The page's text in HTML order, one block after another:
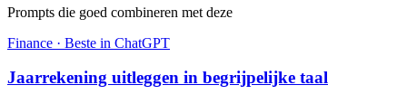
Prompts die goed combineren met deze
Finance · Beste in ChatGPT
Jaarrekening uitleggen in begrijpelijke taal